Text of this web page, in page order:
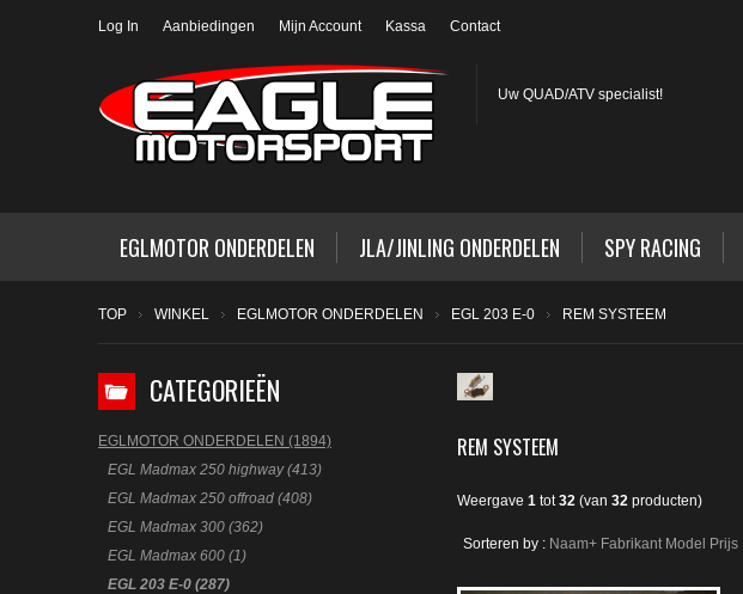
Log In Aanbiedingen Mijn Account Kassa Contact
Uw QUAD/ATV specialist!
EGLMOTOR ONDERDELEN JLA/JINLING ONDERDELEN SPY RACING
TOP WINKEL EGLMOTOR ONDERDELEN EGL 203 E-0 REM SYSTEEM
REM SYSTEEM
Weergave 1 tot 32 (van 32 producten)
Sorteren by : Naam+ Fabrikant Model Prijs
CATEGORIEËN
EGLMOTOR ONDERDELEN (1894)
EGL Madmax 250 highway (413)
EGL Madmax 250 offroad (408)
EGL Madmax 300 (362)
EGL Madmax 600 (1)
EGL 203 E-0 (287)